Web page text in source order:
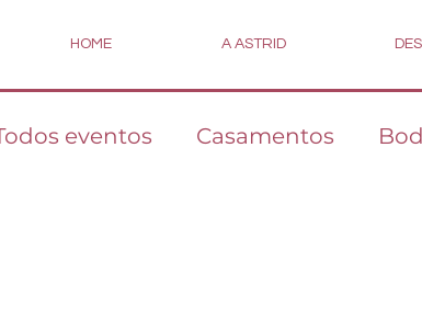
HOME A ASTRID
eventos Casamentos